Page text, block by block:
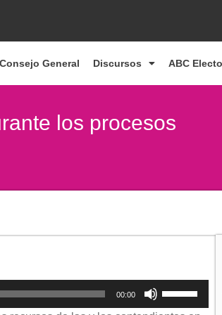
Consejo General Discursos ABC
los procesos
00:00
las